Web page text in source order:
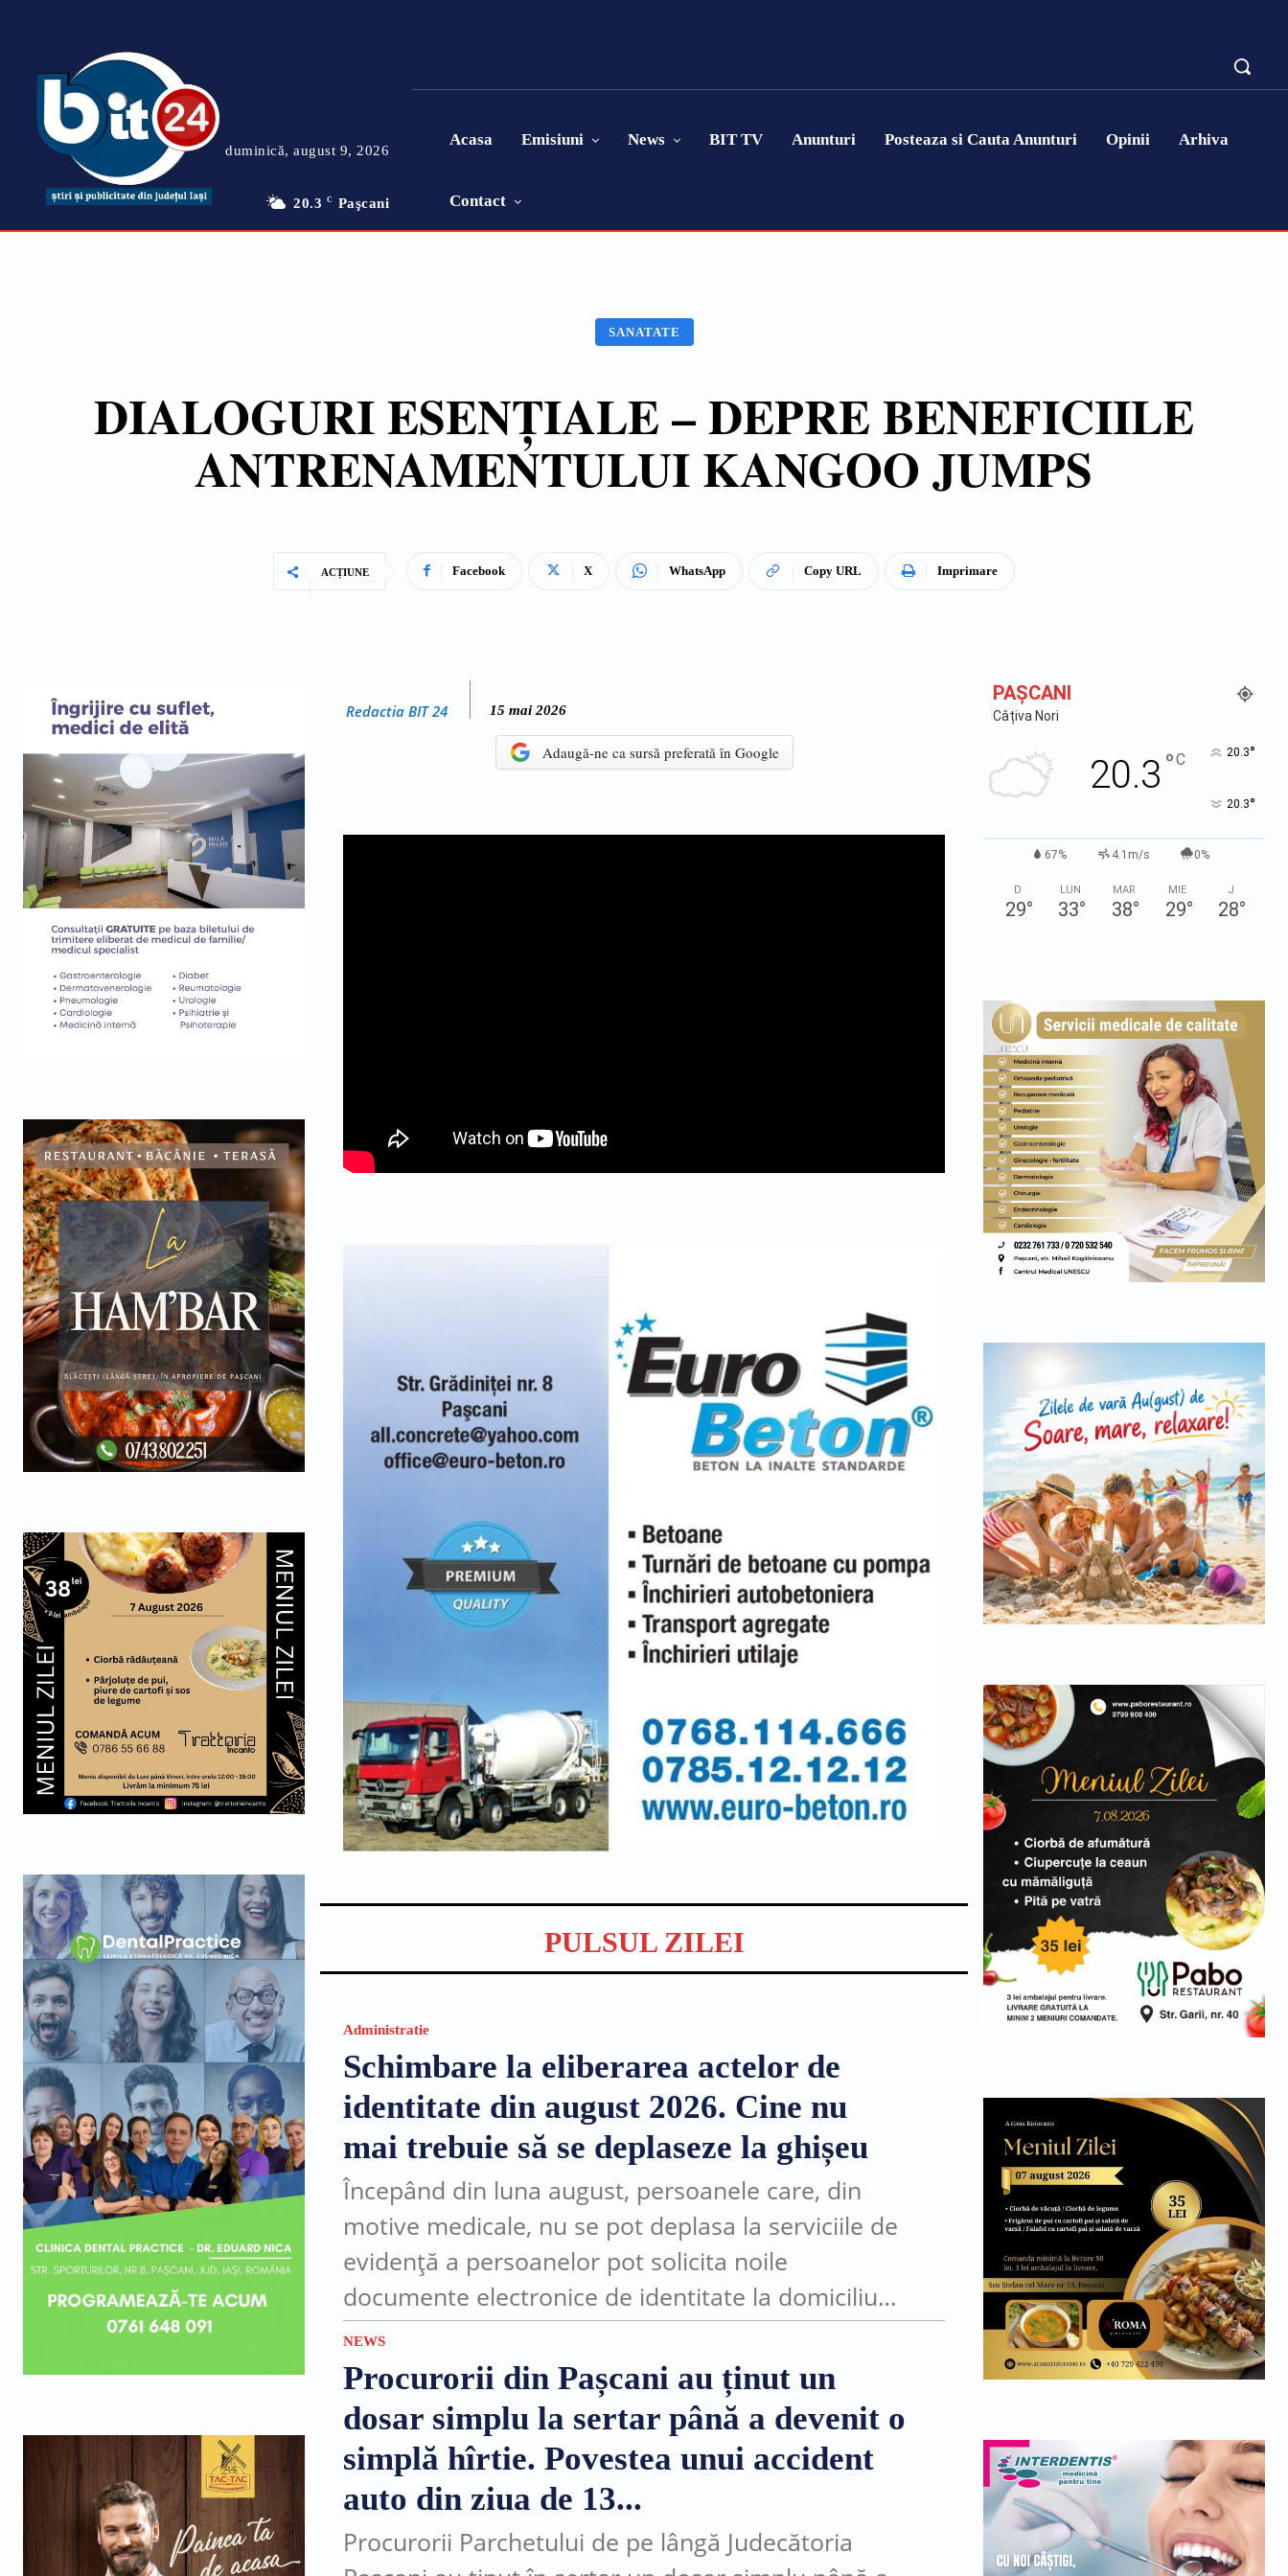
duminică, august 9, 2026
20.3 C Paşcani
Acasa Emisiuni News BIT TV Anunturi Posteaza si Cauta Anunturi Opinii Arhiva
Contact
SANATATE
DIALOGURI ESENȚIALE – DEPRE BENEFICIILE
ANTRENAMENTULUI KANGOO JUMPS
ACȚIUNE Facebook X WhatsApp Copy URL Imprimare
Redactia BIT 24 15 mai 2026
Adaugă-ne ca sursă preferată în Google
PULSUL ZILEI
Administratie
Schimbare la eliberarea actelor de
identitate din august 2026. Cine nu
mai trebuie să se deplaseze la ghișeu
Începând din luna august, persoanele care, din
motive medicale, nu se pot deplasa la serviciile de
evidență a persoanelor pot solicita noile
documente electronice de identitate la domiciliu
sau în locul în care se află. Măsura este posibilă
după...
NEWS
Procurorii din Pașcani au ținut un
dosar simplu la sertar până a devenit o
simplă hîrtie. Povestea unui accident
auto din ziua de 13...
Procurorii Parchetului de pe lângă Judecătoria
PAŞCANI
Câțiva Nori
20.3 °C 20.3°
20.3°
67% 4.1m/s 0%
D
29°
LUN
33°
MAR
38°
MIE
29°
J
28°